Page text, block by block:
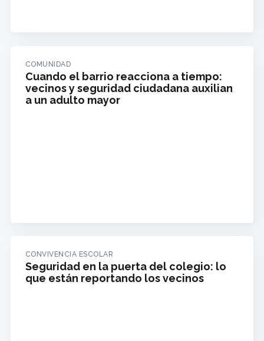
COMUNIDAD
Cuando el barrio reacciona a tiempo:
vecinos y seguridad ciudadana auxilian
a un adulto mayor
CONVIVENCIA ESCOLAR
Seguridad en la puerta del colegio: lo
que están reportando los vecinos